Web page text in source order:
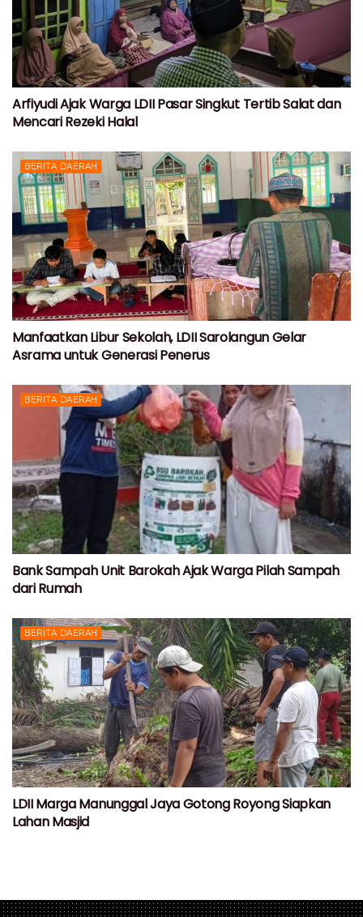
Arfiyudi Ajak Warga LDII Pasar Singkut Tertib Salat dan
Mencari Rezeki Halal
BERITA DAERAH
Manfaatkan Libur Sekolah, LDII Sarolangun Gelar
Asrama untuk Generasi Penerus
BERITA DAERAH
Bank Sampah Unit Barokah Ajak Warga Pilah Sampah
dari Rumah
BERITA DAERAH
LDII Marga Manunggal Jaya Gotong Royong Siapkan
Lahan Masjid